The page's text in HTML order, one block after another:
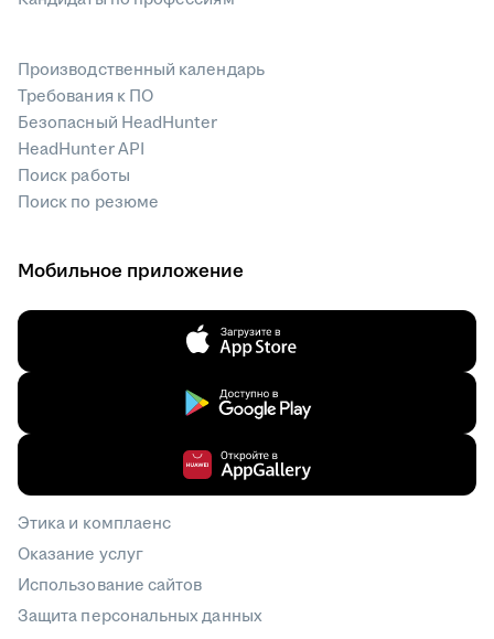
Производственный календарь
Требования к ПО
Безопасный HeadHunter
HeadHunter API
Поиск работы
Поиск по резюме
Мобильное приложение
Этика и комплаенс
Оказание услуг
Использование сайтов
Защита персональных данных